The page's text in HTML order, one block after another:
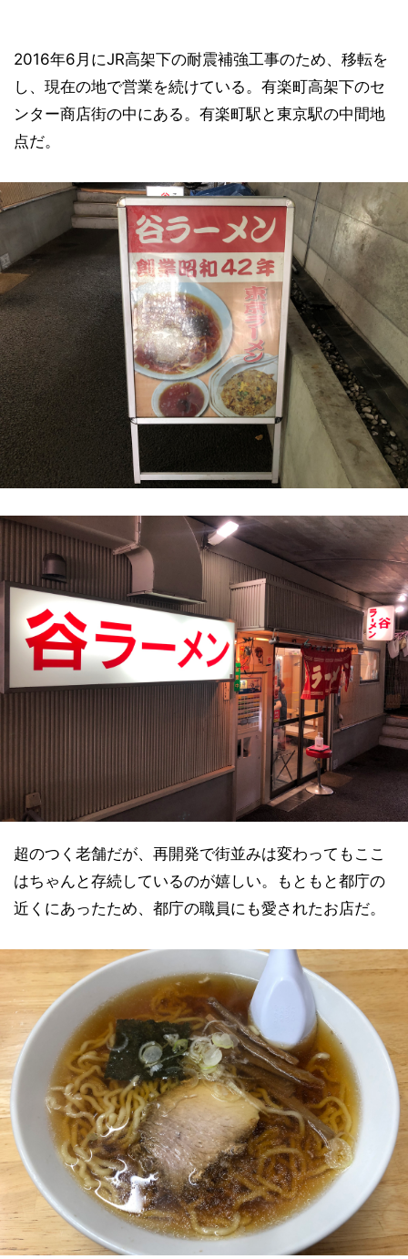
2016年6月にJR高架下の耐震補強工事のため、移転を
し、現在の地で営業を続けている。有楽町高架下のセ
ンター商店街の中にある。有楽町駅と東京駅の中間地
点だ。
超のつく老舗だが、再開発で街並みは変わってもここ
はちゃんと存続しているのが嬉しい。もともと都庁の
近くにあったため、都庁の職員にも愛されたお店だ。